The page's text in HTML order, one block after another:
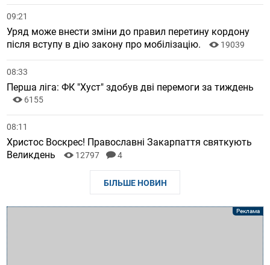
09:21
Уряд може внести зміни до правил перетину кордону
після вступу в дію закону про мобілізацію.
19039
08:33
Перша ліга: ФК "Хуст" здобув дві перемоги за тиждень
6155
08:11
Христос Воскрес! Православні Закарпаття святкують
Великдень
12797 4
БІЛЬШЕ НОВИН